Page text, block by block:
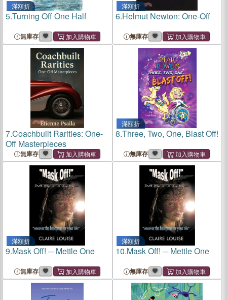
滿額折
5.Turning Off One Half
無庫存
滿額折
6.Helmut Newton: One-Off
無庫存
7.Coachbuilt Rarities: One-
Off Masterpieces
無庫存
滿額折
8.Three, Two, One, Blast Off!
無庫存
滿額折
9.Mask Off! ─ Mettle One
無庫存
滿額折
10.Mask Off! ─ Mettle One
無庫存